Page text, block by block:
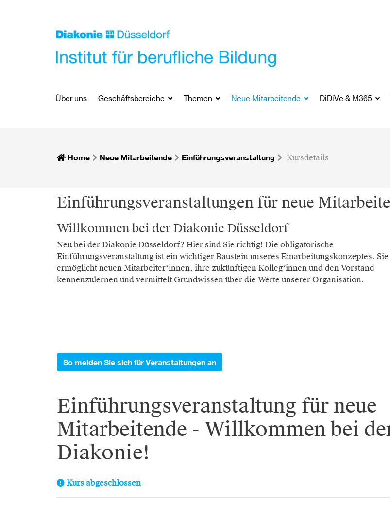
Über uns Geschäftsbereiche Themen Neue Mitarbeitende DiDiVe & M365
Home Neue Mitarbeitende Einführungsveranstaltung Kursdetails
Einführungsveranstaltungen für neue
Willkommen bei der Diakonie Düsseldorf
Neu bei der Diakonie Düsseldorf? Hier sind Sie richtig! Die obligatorische
Einführungsveranstaltung ist ein wichtiger Baustein unseres Einarbeitungskonzeptes. Sie
ermöglicht neuen Mitarbeiter*innen, ihre zukünftigen Kolleg*innen und den Vorstand
kennenzulernen und vermittelt Grundwissen über die Werte unserer Organisation.
So melden Sie sich für Veranstaltungen an
Einführungsveranstaltung für neue
Mitarbeitende - Willkommen bei
Diakonie!
Kurs abgeschlossen